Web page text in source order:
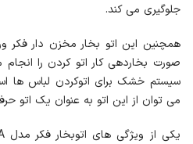
جلوگیری می کند.
همچنین این اتو بخار مخزن دار
صورت بخاردهی کار اتو کردن را
سیستم خشک برای اتوکردن لباس ها
می توان از این اتو به عنوان یک اتو